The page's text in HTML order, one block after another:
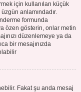
için kullanılan küçük
anlamındadır.
formunda
özen gösterin, onlar metin
düzenlemeye ya da
bir mesajınızda
Fakat şu anda mesaj